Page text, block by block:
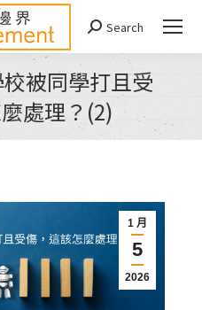
Search:
Search
被同學打且受
處理？(2)
You are here:
1 月
5
2026